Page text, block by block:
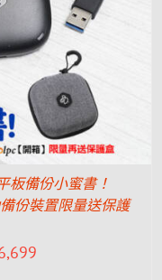
板備份小蜜書！
份裝置限量送保護